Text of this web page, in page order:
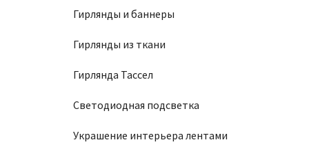
Гирлянды и баннеры
Гирлянды из ткани
Гирлянда Тассел
Светодиодная подсветка
Украшение интерьера лентами